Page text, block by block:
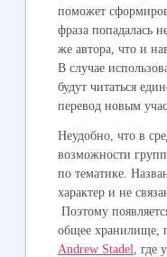
поможет
фраза попадалась
же автора, что и
В случае
будут читаться
перевод новым
Неудобно, что в
возможности
по тематике.
характер и не
Поэтому
общее хранилище,
Andrew Stadel
,